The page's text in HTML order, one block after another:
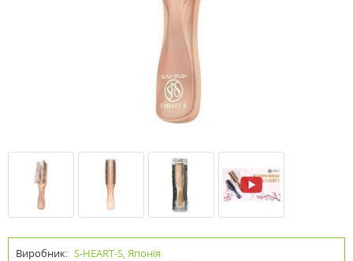
Виробник: S-HEART-S, Японія